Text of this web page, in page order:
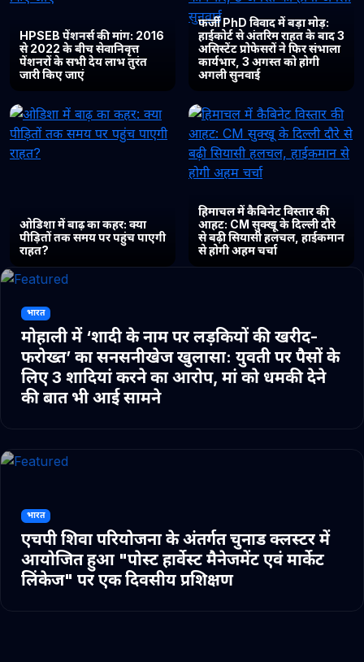
HPSEB पेंशनर्स की मांग: 2016
से 2022 के बीच सेवानिवृत्त
पेंशनरों के सभी देय लाभ तुरंत
जारी किए जाएं
फर्जी PhD विवाद में बड़ा मोड़:
हाईकोर्ट से अंतरिम राहत के बाद 3
असिस्टेंट प्रोफेसरों ने फिर संभाला
कार्यभार, 3 अगस्त को होगी
अगली सुनवाई
ओडिशा में बाढ़ का कहर: क्या
पीड़ितों तक समय पर पहुंच पाएगी
राहत?
हिमाचल में कैबिनेट विस्तार की
आहट: CM सुक्खू के दिल्ली दौरे
से बढ़ी सियासी हलचल, हाईकमान
से होगी अहम चर्चा
भारत
मोहाली में ‘शादी के नाम पर लड़कियों की खरीद-
फरोख्त’ का सनसनीखेज खुलासा: युवती पर पैसों के
लिए 3 शादियां करने का आरोप, मां को धमकी देने
की बात भी आई सामने
भारत
एचपी शिवा परियोजना के अंतर्गत चुनाड क्लस्टर में
आयोजित हुआ "पोस्ट हार्वेस्ट मैनेजमेंट एवं मार्केट
लिंकेज" पर एक दिवसीय प्रशिक्षण